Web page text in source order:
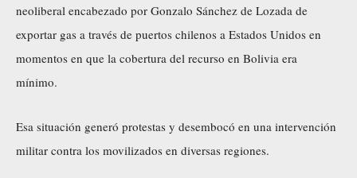
neoliberal encabezado por Gonzalo Sánchez de Lozada de
exportar gas a través de puertos chilenos a Estados Unidos en
momentos en que la cobertura del recurso en Bolivia era
mínimo.
Esa situación generó protestas y desembocó en una intervención
militar contra los movilizados en diversas regiones.